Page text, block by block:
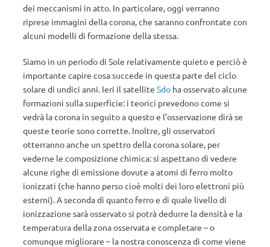
dei meccanismi in atto. In particolare, oggi verranno
riprese immagini della corona, che saranno confrontate con
alcuni modelli di formazione della stessa.
Siamo in un periodo di Sole relativamente quieto e perciò è
importante capire cosa succede in questa parte del ciclo
solare di undici anni. Ieri il satellite Sdo ha osservato alcune
formazioni sulla superficie: i teorici prevedono come si
vedrà la corona in seguito a questo e l’osservazione dirà se
queste teorie sono corrette. Inoltre, gli osservatori
otterranno anche un spettro della corona solare, per
vederne le composizione chimica: si aspettano di vedere
alcune righe di emissione dovute a atomi di ferro molto
ionizzati (che hanno perso cioè molti dei loro elettroni più
esterni). A seconda di quanto ferro e di quale livello di
ionizzazione sarà osservato si potrà dedurre la densità e la
temperatura della zona osservata e completare – o
comunque migliorare – la nostra conoscenza di come viene